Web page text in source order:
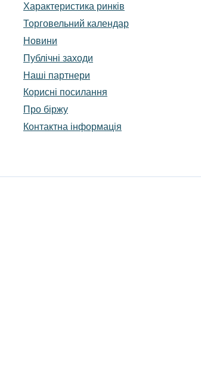
Характеристика pинків
Торговельний календар
Новини
Публічні заходи
Наші партнери
Корисні посилання
Про біржу
Контактна інформація